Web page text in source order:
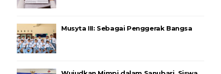
Musyta III: Sebagai Penggerak Bangsa